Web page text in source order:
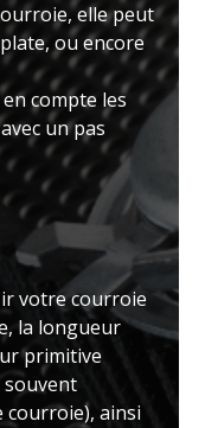
elle peut
ou encore
compte les
un pas
votre courroie
la longueur
primitive
courroie), ainsi